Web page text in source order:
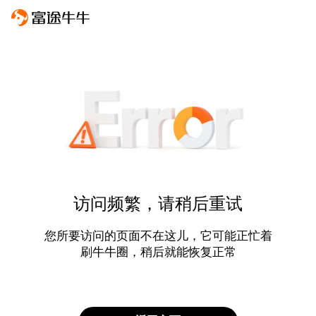
访问频繁，请稍后重试
您所要访问的页面不在这儿，它可能正忙着
刷牛牛圈，稍后就能恢复正常